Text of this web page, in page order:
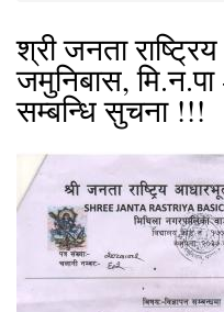
श्री जनता
जमुनिबास, मि.न.पा
सम्बन्धि सुचना !!!